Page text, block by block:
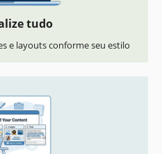
tudo
e layouts conforme seu estilo